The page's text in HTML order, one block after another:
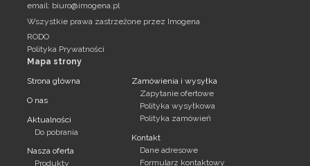
email: biuro@imogena.pl
Wszystkie prawa zastrzeżone przez Imogena
RODO
Polityka Prywatności
Mapa strony
Strona główna
O nas
Aktualności
Do pobrania
Nasza oferta
Produkty
Zamówienia i wysyłka
Zapytanie ofertowe
Polityka wysyłkowa
Polityka zamówień
Kontakt
Dane adresowe
Formularz kontaktowy